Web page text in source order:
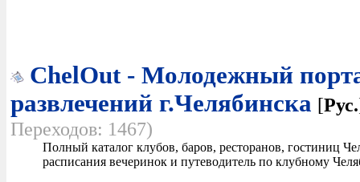
ChelOut - Молодежный
развлечений г.Челябинска [Рус.
Переходов: 1467)
Полный каталог клубов, баров, ресторанов, гостиниц
расписания вечеринок и путеводитель по клубному